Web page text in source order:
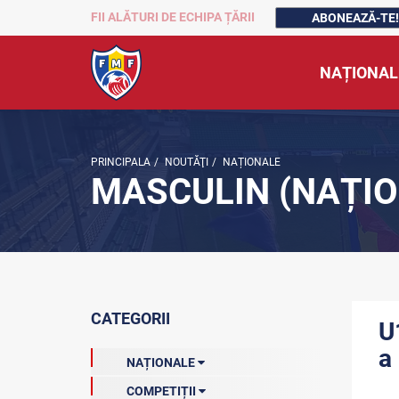
FII ALĂTURI DE ECHIPA ȚĂRII ABONEAZĂ-TE!
PRINCIPALA / NOUTĂŢI / NAȚIONALE
MASCULIN
CATEGORII
NAȚIONALE
COMPETIȚII
a